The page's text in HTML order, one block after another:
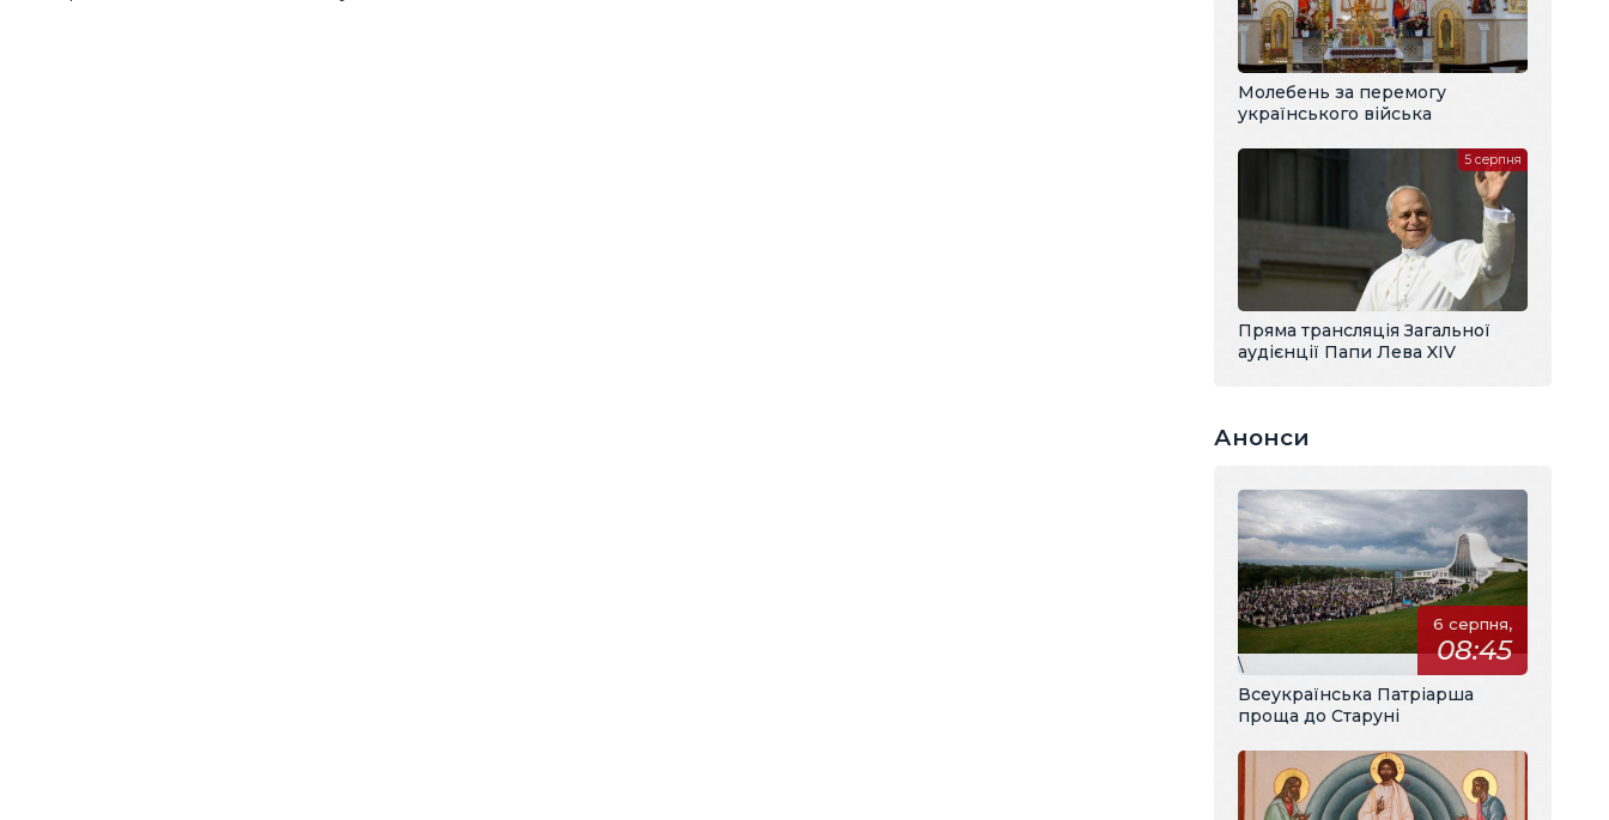
Молебень за перемогу
українського війська
Пряма трансляція Загальної
аудієнції Папи Лева XIV
5 серпня
Анонси
6 серпня,
08:45
\
Всеукраїнська Патріарша
проща до Старуні